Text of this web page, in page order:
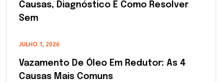
Causas, Diagnóstico E Como Resolver
Sem
JULHO 1, 2026
Vazamento De Óleo Em Redutor: As 4
Causas Mais Comuns